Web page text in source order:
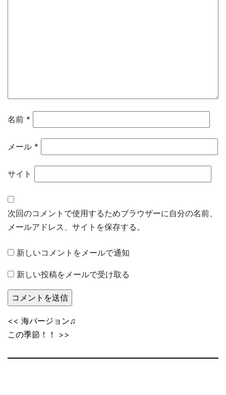
名前 *
メール *
サイト
次回のコメントで使用するためブラウザーに自分の名前、
メールアドレス、サイトを保存する。
新しいコメントをメールで通知
新しい投稿をメールで受け取る
<< 海バージョン♫
この季節！！
>>